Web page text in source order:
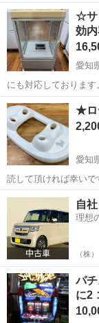
☆サ
効
愛知
何でも聞い…
愛知 岡崎市
★ロ
愛知
で何でも聞い…
愛知 岡崎市
自
理想
（株
パ
に2